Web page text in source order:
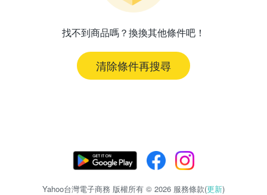
找不到商品嗎？換換其他條件吧！
清除條件再搜尋
Yahoo台灣電子商務 版權所有 © 2026 服務條款(更新)